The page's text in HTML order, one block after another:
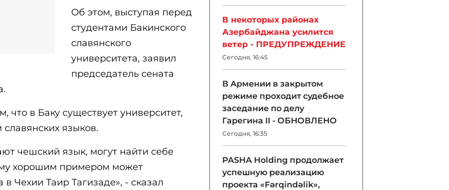
Об этом, выступая перед
студентами Бакинского
славянского
университета, заявил
председатель сената
что в Баку существует университет,
языков.
чешский язык, могут найти себе
хорошим примером может
Чехии Таир Тагизаде», - сказал
В некоторых районах
Азербайджана усилится
ветер - ПРЕДУПРЕЖДЕНИЕ
Сегодня, 16:45
В Армении в закрытом
режиме проходит судебное
заседание по делу
Гарегина II - ОБНОВЛЕНО
Сегодня, 16:35
PASHA Holding продолжает
успешную реализацию
проекта «Fərqindəlik»,